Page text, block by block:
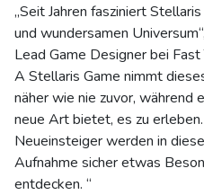
„Seit Jahren fasziniert
und wundersamen
Lead Game Designer bei Fast
A Stellaris Game nimmt
näher wie nie zuvor, während
neue Art bietet, es zu
Neueinsteiger werden in
Aufnahme sicher etwas
entdecken. “